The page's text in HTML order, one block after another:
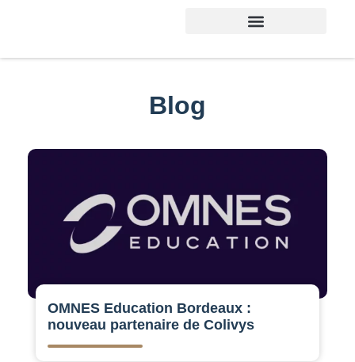
Blog
OMNES Education Bordeaux :
nouveau partenaire de Colivys